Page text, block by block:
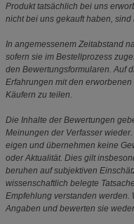
Produkt tatsächlich bei uns
nicht bei uns gekauft haben, sind
In angemessenem Zeitabstand
sofern sie im Bestellprozess
den Bewertungsformularen. Auf
Erfahrungen mit den
Käufern zu teilen.
Die Inhalte der Bewertungen
Meinungen der Verfasser
eigen und übernehmen keine
oder Aktualität. Dies gilt
beruhen auf subjektiven
wissenschaftlich belegte
Empfehlung verstanden werden.
Angaben und bewerten sie